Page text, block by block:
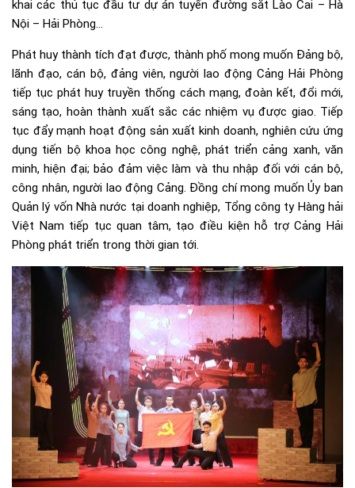
khai các thủ tục đầu tư dự án tuyến đường sắt Lào Cai – Hà
Nội – Hải Phòng…
Phát huy thành tích đạt được, thành phố mong muốn Đảng bộ,
lãnh đạo, cán bộ, đảng viên, người lao động Cảng Hải Phòng
tiếp tục phát huy truyền thống cách mạng, đoàn kết, đổi mới,
sáng tạo, hoàn thành xuất sắc các nhiệm vụ được giao. Tiếp
tục đẩy mạnh hoạt động sản xuất kinh doanh, nghiên cứu ứng
dụng tiến bộ khoa học công nghệ, phát triển cảng xanh, văn
minh, hiện đại; bảo đảm việc làm và thu nhập đối với cán bộ,
công nhân, người lao động Cảng. Đồng chí mong muốn Ủy ban
Quản lý vốn Nhà nước tại doanh nghiệp, Tổng công ty Hàng hải
Việt Nam tiếp tục quan tâm, tạo điều kiện hỗ trợ Cảng Hải
Phòng phát triển trong thời gian tới.